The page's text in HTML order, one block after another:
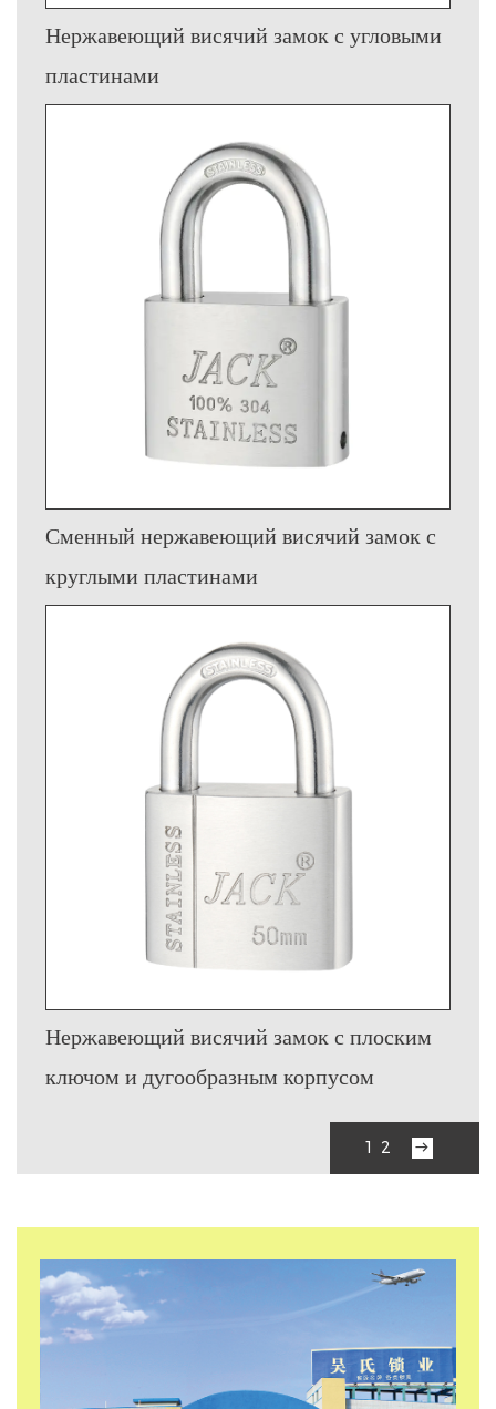
Нержавеющий висячий замок с угловыми
пластинами
Сменный нержавеющий висячий замок с
круглыми пластинами
Нержавеющий висячий замок с плоским
ключом и дугообразным корпусом
1 2 ›